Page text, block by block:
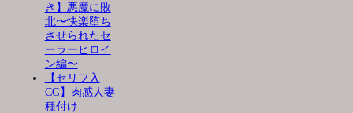
き】悪魔に敗
北〜快楽堕ち
させられたセ
ーラーヒロイ
ン編〜
【セリフ入
CG】肉感人妻
種付け